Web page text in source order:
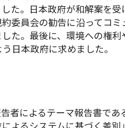
た。日本政府が和解案を
委員会の勧告に沿ってコ
た。最後に、環境への権
日本政府に求めました。
者によるテーマ報告書であ